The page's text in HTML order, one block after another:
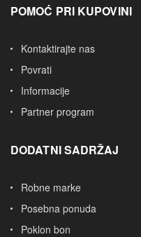
POMOĆ PRI KUPOVINI
Kontaktirajte nas
Povrati
Informacije
Partner program
DODATNI SADRŽAJ
Robne marke
Posebna ponuda
Poklon bon